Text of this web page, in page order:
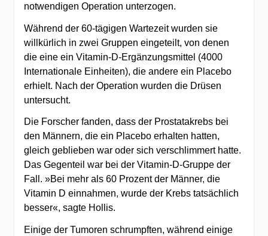
notwendigen Operation unterzogen.
Während der 60-tägigen Wartezeit wurden sie
willkürlich in zwei Gruppen eingeteilt, von denen
die eine ein Vitamin-D-Ergänzungsmittel (4000
Internationale Einheiten), die andere ein Placebo
erhielt. Nach der Operation wurden die Drüsen
untersucht.
Die Forscher fanden, dass der Prostatakrebs bei
den Männern, die ein Placebo erhalten hatten,
gleich geblieben war oder sich verschlimmert hatte.
Das Gegenteil war bei der Vitamin-D-Gruppe der
Fall. »Bei mehr als 60 Prozent der Männer, die
Vitamin D einnahmen, wurde der Krebs tatsächlich
besser«, sagte Hollis.
Einige der Tumoren schrumpften, während einige